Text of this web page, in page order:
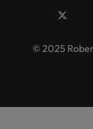
© 2025